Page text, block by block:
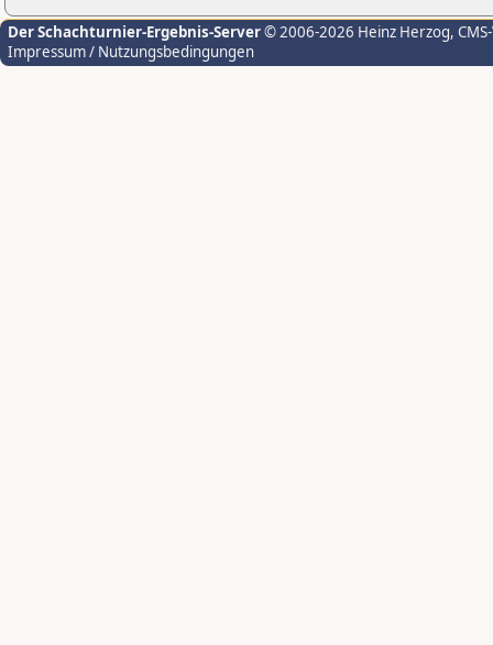
Der Schachturnier-Ergebnis-Server© 2006-2026 Heinz Herzog,
Impressum / Nutzungsbedingungen